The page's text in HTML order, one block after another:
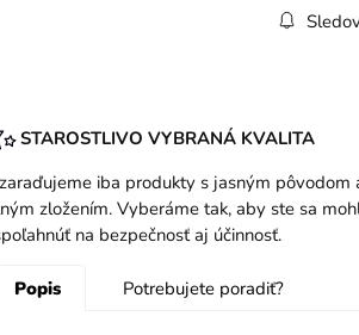
STAROSTLIVO VYBRANÁ KVALITA
iba produkty s jasným pôvodom
zložením. Vyberáme tak, aby ste sa
na bezpečnosť aj účinnosť.
Popis Potrebujete poradiť?